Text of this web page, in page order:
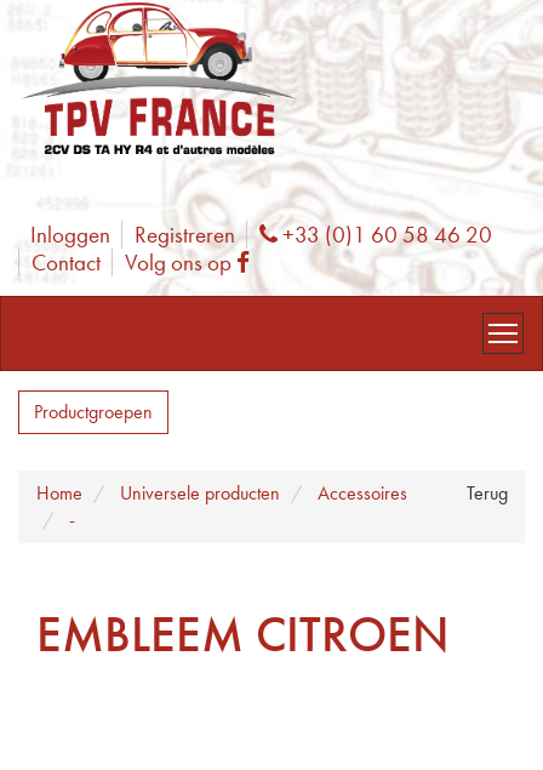
Inloggen Registreren Phone
+33 (0)1 60 58 46 20
Contact
Volg ons op Facebook
Productgroepen
Terug
Home Universele producten
Accessoires
-
EMBLEEM CITROEN